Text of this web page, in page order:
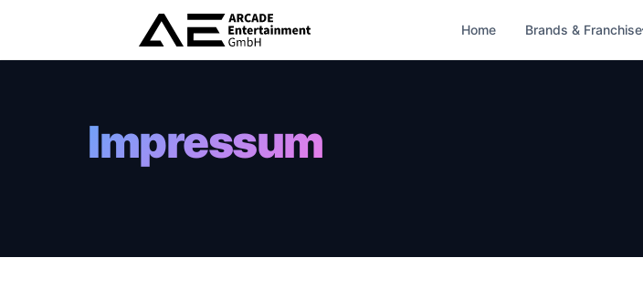
Home Brands & Franchise
Impressum